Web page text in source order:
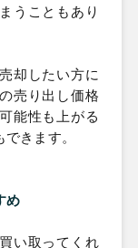
うこともあり
却したい方に
売り出し価格
能性も上がる
きます。
め
い取ってくれ